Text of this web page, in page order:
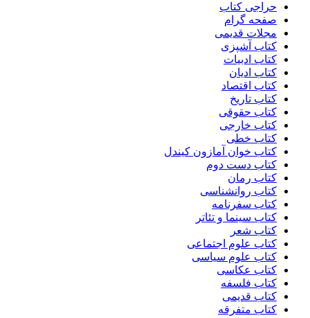
حراجی کتاب
صفحه گرام
مجلات قدیمی
کتاب آشپزی
کتاب ادبیات
کتاب ادیان
کتاب اقتصاد
کتاب تاریخ
کتاب حقوقی
کتاب خارجی
کتاب خطی
کتاب خوان آمازون کیندل
کتاب دست دوم
کتاب رمان
کتاب روانشناسی
کتاب سفرنامه
کتاب سینما و تئاتر
کتاب شعر
کتاب علوم اجتماعی
کتاب علوم سیاسی
کتاب عکاسی
کتاب فلسفه
کتاب قدیمی
کتاب متفرقه